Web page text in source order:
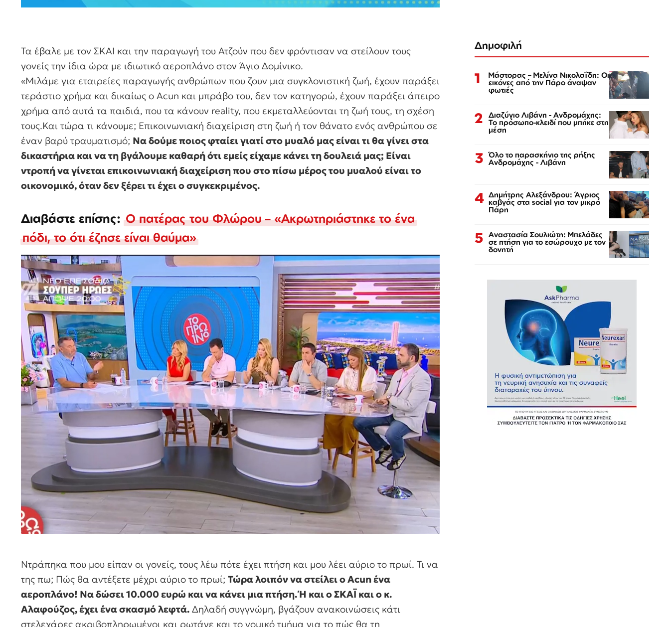
Τα έβαλε με τον ΣΚΑΙ και την παραγωγή του Ατζούν που δεν φρόντισαν να στείλουν τους
γονείς την ίδια ώρα με ιδιωτικό αεροπλάνο στον Άγιο Δομίνικο.
«Μιλάμε για εταιρείες παραγωγής ανθρώπων που ζουν μια συγκλονιστική ζωή, έχουν παράξει
τεράστιο χρήμα και δικαίως ο Acun και μπράβο του, δεν τον κατηγορώ, έχουν παράξει άπειρο
χρήμα από αυτά τα παιδιά, που τα κάνουν reality, που εκμεταλλεύονται τη ζωή τους, τη σχέση
τους.Και τώρα τι κάνουμε; Επικοινωνιακή διαχείριση στη ζωή ή τον θάνατο ενός ανθρώπου σε
έναν βαρύ τραυματισμό; Να δούμε ποιος φταίει γιατί στο μυαλό μας είναι τι θα γίνει στα
δικαστήρια και να τη βγάλουμε καθαρή ότι εμείς είχαμε κάνει τη δουλειά μας; Είναι
ντροπή να γίνεται επικοινωνιακή διαχείριση που στο πίσω μέρος του μυαλού είναι το
οικονομικό, όταν δεν ξέρει τι έχει ο συγκεκριμένος.
Διαβάστε επίσης:Ο πατέρας του Φλώρου – «Ακρωτηριάστηκε το ένα
πόδι, το ότι έζησε είναι θαύμα»
Ντράπηκα που μου είπαν οι γονείς, τους λέω πότε έχει πτήση και μου λέει αύριο το πρωί. Τι να
της πω; Πώς θα αντέξετε μέχρι αύριο το πρωί; Τώρα λοιπόν να στείλει ο Acun ένα
αεροπλάνο! Να δώσει 10.000 ευρώ και να κάνει μια πτήση. Ή και ο ΣΚΑΪ και ο κ.
Αλαφούζος, έχει ένα σκασμό λεφτά. Δηλαδή συγγνώμη, βγάζουν ανακοινώσεις κάτι
στελεχάρες ακριβοπληρωμένοι και ρωτάνε και το νομικό τμήμα για το πώς θα τη
Δημοφιλή
1 Μάστορας – Μελίνα Νικολαΐδη: Οι
εικόνες από την Πάρο άναψαν
φωτιές
2 Διαζύγιο Λιβάνη - Ανδρομάχης:
Το πρόσωπο-κλειδί που μπήκε στη
μέση
3 Όλο το παρασκήνιο της ρήξης
Ανδρομάχης - Λιβάνη
4 Δημήτρης Αλεξάνδρου: Άγριος
καβγάς στα social για τον μικρό
Πάρη
5 Αναστασία Σουλιώτη: Μπελάδες
σε πτήση για το εσώρουχο με τον
δονητή